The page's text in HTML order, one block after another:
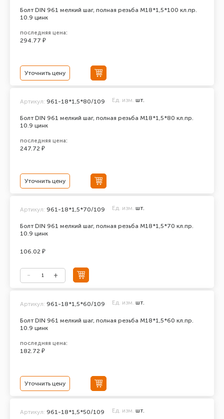
Болт DIN 961 мелкий шаг, полная резьба M18*1,5*100 кл.пр.
10.9 цинк
последняя цена:
294.77 ₽
Уточнить цену
Болт DIN 961 мелкий шаг, полная резьба M18*1,5*80 кл.пр.
10.9 цинк
Артикул: 961-18*1,5*80/109 Ед. изм. шт.
последняя цена:
247.72 ₽
Уточнить цену
Болт DIN 961 мелкий шаг, полная резьба M18*1,5*70 кл.пр.
10.9 цинк
Артикул: 961-18*1,5*70/109 Ед. изм. шт.
106.02 ₽
Болт DIN 961 мелкий шаг, полная резьба M18*1,5*60 кл.пр.
10.9 цинк
Артикул: 961-18*1,5*60/109 Ед. изм. шт.
последняя цена:
182.72 ₽
Уточнить цену
Артикул: 961-18*1,5*50/109 Ед. изм. шт.